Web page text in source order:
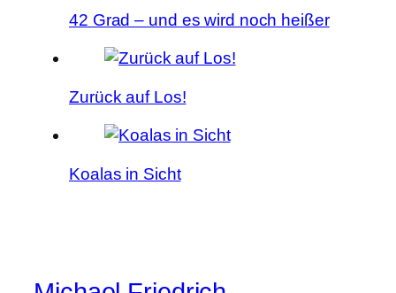
42 Grad – und es wird noch heißer
Zurück auf Los!
Koalas in Sicht